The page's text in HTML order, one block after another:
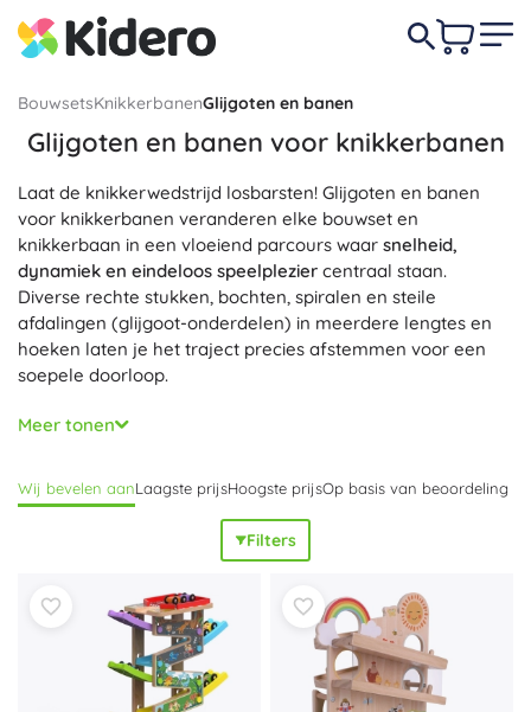
BouwsetsKnikkerbanenGlijgoten en banen
Glijgoten en banen voor knikkerbanen
Laat de knikkerwedstrijd losbarsten! Glijgoten en banen
voor knikkerbanen veranderen elke bouwset en
knikkerbaan in een vloeiend parcours waar snelheid,
dynamiek en eindeloos speelplezier centraal staan.
Diverse rechte stukken, bochten, spiralen en steile
afdalingen (glijgoot-onderdelen) in meerdere lengtes en
hoeken laten je het traject precies afstemmen voor een
soepele doorloop.
Modulaire onderdelen dienen als slimme uitbreiding van je
knikkerbaan en als accessoires voor knikkerbanen: je
originele routes ontstaan helemaal naar jouw wens. Tijdens
het bouwen ontwikkelen zich spelenderwijs
logisch denken en begrip van natuurkunde
zwaartekracht, snelheid en traject in de praktijk. Kies
glijgoten en banen voor knikkers op basis van de gewenste
lengte, helling en vorm – van gladde afdalingen via
technische secties tot dynamische combinaties.
Compatibele componenten en intuïtieve koppelingen
maken bouwen en later uitbreiden gemakkelijk; jouw
Meer tonen
Wij bevelen aanLaagste prijsHoogste prijsOp basis van beoordeling
Filters